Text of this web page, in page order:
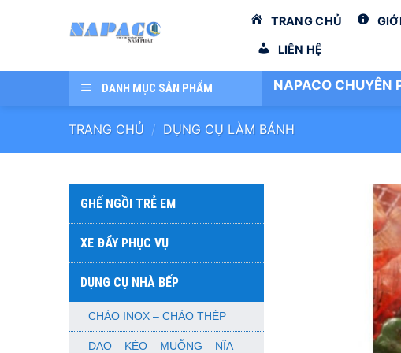
dung
TRANG CHỦ
LIÊN HỆ
DANH MỤC SẢN PHẨM NAPACO CHUYÊN
TRANG CHỦ / DỤNG CỤ LÀM BÁNH
GHẾ NGỒI TRẺ EM
XE ĐẨY PHỤC VỤ
DỤNG CỤ NHÀ BẾP
CHẢO INOX – CHẢO THÉP
DAO – KÉO – MUỖNG – NĨA –